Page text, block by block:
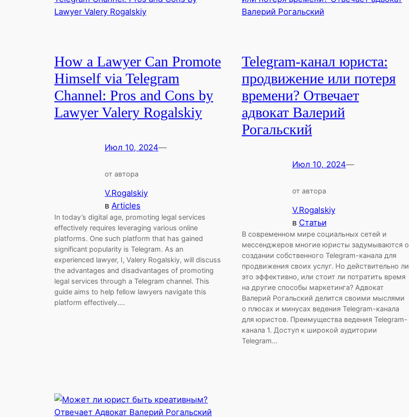
How a Lawyer Can Promote
Himself via Telegram
Channel: Pros and Cons by
Lawyer Valery Rogalskiy
Июл 10, 2024—
от автора
V.Rogalskiy
в Articles
In today’s digital age, promoting legal services
effectively requires leveraging various online
platforms. One such platform that has gained
significant popularity is Telegram. As an
experienced lawyer, I, Valery Rogalskiy, will discuss
the advantages and disadvantages of promoting
legal services through a Telegram channel. This
guide aims to help fellow lawyers navigate this
platform effectively.…
Telegram-канал юриста:
продвижение или потеря
времени? Отвечает
адвокат Валерий
Рогальский
Июл 10, 2024—
от автора
V.Rogalskiy
в Статьи
В современном мире социальных сетей и
мессенджеров многие юристы задумываются о
создании собственного Telegram-канала для
продвижения своих услуг. Но действительно ли
это эффективно, или стоит ли потратить время
на другие способы маркетинга? Адвокат
Валерий Рогальский делится своими мыслями
о плюсах и минусах ведения Telegram-канала
для юристов. Преимущества ведения Telegram-
канала 1. Доступ к широкой аудитории
Telegram…